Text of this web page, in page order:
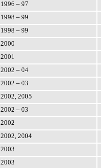
1996 – 97
1998 – 99
1998 – 99
2000
2001
2002 – 04
2002 – 03
2002, 2005
2002 – 03
2002
2002, 2004
2003
2003